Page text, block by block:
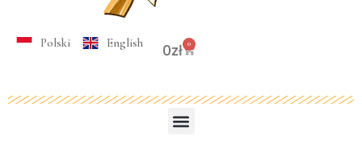
Polski English 0zł 0